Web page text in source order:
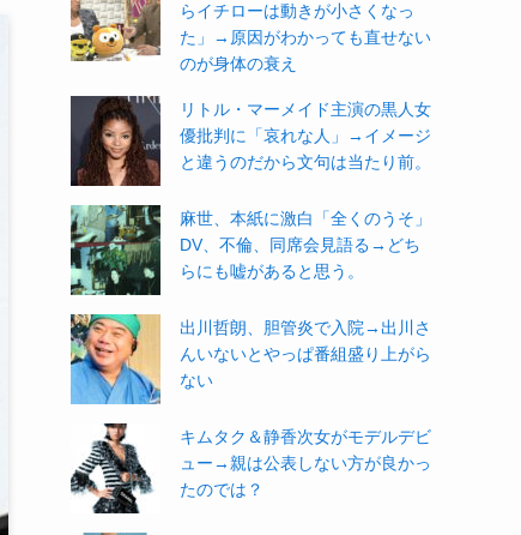
らイチローは動きが小さくなっ
た」→原因がわかっても直せない
のが身体の衰え
リトル・マーメイド主演の黒人女
優批判に「哀れな人」→イメージ
と違うのだから文句は当たり前。
麻世、本紙に激白「全くのうそ」
DV、不倫、同席会見語る→どち
らにも嘘があると思う。
出川哲朗、胆管炎で入院→出川さ
んいないとやっぱ番組盛り上がら
ない
キムタク＆静香次女がモデルデビ
ュー→親は公表しない方が良かっ
たのでは？